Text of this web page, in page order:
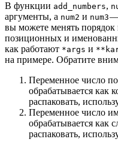
В функции add_numbers,
аргументы, а num2 и num3—
вы можете менять
позиционных и
как работают *args и
на примере. Обратите
Переменное число
обрабатывается как
распаковать,
Переменное число
обрабатывается как
распаковать,